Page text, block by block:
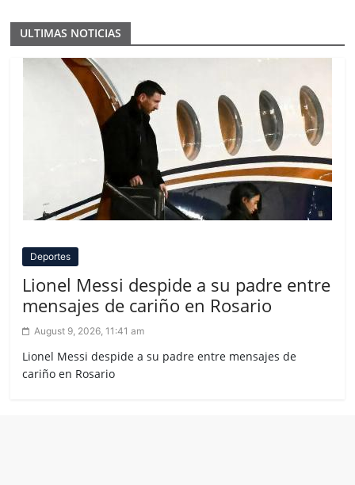
ULTIMAS NOTICIAS
Deportes
Lionel Messi despide a su padre entre
mensajes de cariño en Rosario
August 9, 2026, 11:41 am
Lionel Messi despide a su padre entre mensajes de
cariño en Rosario